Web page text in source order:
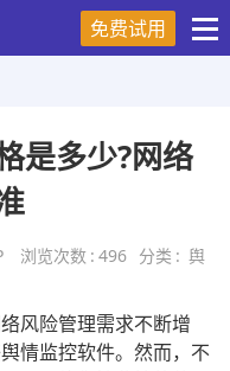
免费试用
是多少?网络
浏览次数 : 496 分类 : 舆
风险管理需求不断增
情监控软件。然而，不